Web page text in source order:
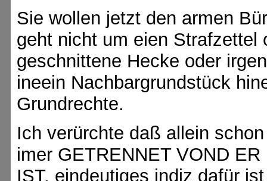
Sie wollen jetzt den armen
geht nicht um eien Strafzettel
geschnittene Hecke oder
ineein Nachbargrundstück
Grundrechte.
Ich verürchte daß allein
imer GETRENNET VOND
IST, eindeutiges indiz dafür